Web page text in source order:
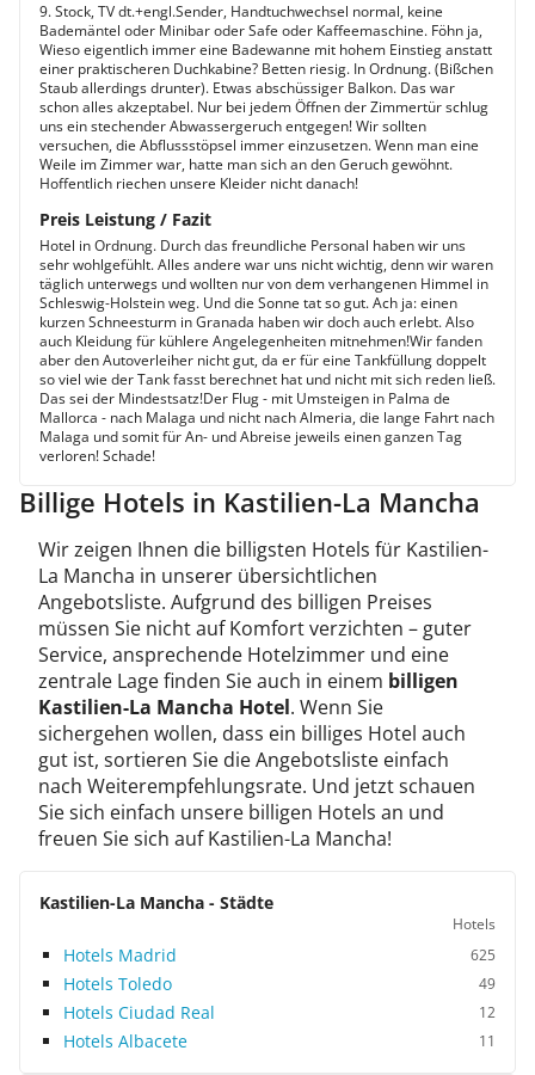
9. Stock, TV dt.+engl.Sender, Handtuchwechsel normal, keine
Bademäntel oder Minibar oder Safe oder Kaffeemaschine. Föhn ja,
Wieso eigentlich immer eine Badewanne mit hohem Einstieg anstatt
einer praktischeren Duchkabine? Betten riesig. In Ordnung. (Bißchen
Staub allerdings drunter). Etwas abschüssiger Balkon. Das war
schon alles akzeptabel. Nur bei jedem Öffnen der Zimmertür schlug
uns ein stechender Abwassergeruch entgegen! Wir sollten
versuchen, die Abflussstöpsel immer einzusetzen. Wenn man eine
Weile im Zimmer war, hatte man sich an den Geruch gewöhnt.
Hoffentlich riechen unsere Kleider nicht danach!
Preis Leistung / Fazit
Hotel in Ordnung. Durch das freundliche Personal haben wir uns
sehr wohlgefühlt. Alles andere war uns nicht wichtig, denn wir waren
täglich unterwegs und wollten nur von dem verhangenen Himmel in
Schleswig-Holstein weg. Und die Sonne tat so gut. Ach ja: einen
kurzen Schneesturm in Granada haben wir doch auch erlebt. Also
auch Kleidung für kühlere Angelegenheiten mitnehmen!Wir fanden
aber den Autoverleiher nicht gut, da er für eine Tankfüllung doppelt
so viel wie der Tank fasst berechnet hat und nicht mit sich reden ließ.
Das sei der Mindestsatz!Der Flug - mit Umsteigen in Palma de
Mallorca - nach Malaga und nicht nach Almeria, die lange Fahrt nach
Malaga und somit für An- und Abreise jeweils einen ganzen Tag
verloren! Schade!
Billige Hotels in Kastilien-La Mancha
Wir zeigen Ihnen die billigsten Hotels für Kastilien-
La Mancha in unserer übersichtlichen
Angebotsliste. Aufgrund des billigen Preises
müssen Sie nicht auf Komfort verzichten – guter
Service, ansprechende Hotelzimmer und eine
zentrale Lage finden Sie auch in einem billigen
Kastilien-La Mancha Hotel. Wenn Sie
sichergehen wollen, dass ein billiges Hotel auch
gut ist, sortieren Sie die Angebotsliste einfach
nach Weiterempfehlungsrate. Und jetzt schauen
Sie sich einfach unsere billigen Hotels an und
freuen Sie sich auf Kastilien-La Mancha!
Kastilien-La Mancha - Städte
Hotels
Hotels Madrid 625
Hotels Toledo 49
Hotels Ciudad Real 12
Hotels Albacete 11